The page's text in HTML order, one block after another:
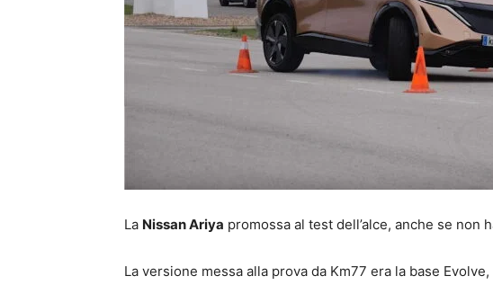
La Nissan Ariya promossa al test dell’alce, anche se non
La versione messa alla prova da Km77 era la base